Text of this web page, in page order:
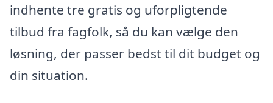
indhente tre gratis og uforpligtende
tilbud fra fagfolk, så du kan vælge den
løsning, der passer bedst til dit budget og
din situation.